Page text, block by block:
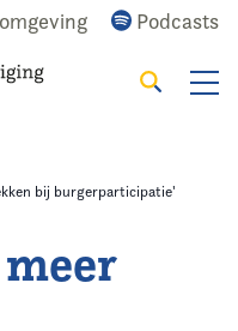
Podcasts
Zoeken
bij burgerparticipatie'